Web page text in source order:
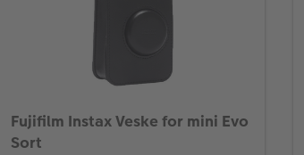
Fujifilm Instax Veske for mini Evo
Sort